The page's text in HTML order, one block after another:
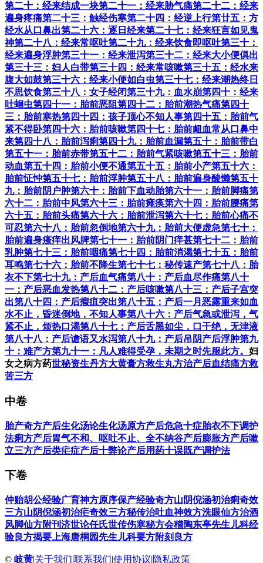
第二十：经来结成一块第二十一：经来胁气痛第二十二：经来
遍身疼痛第二十三：触经伤寒第二十四：经逆上行第廿五：方
经水从口鼻出第二十六：逐日经来第二十七：经来狂言如见鬼
神第二十八：经来常呕吐第二十九：经来饮食即呕吐第三十：
经来遍身浮肿第三十一：经来泄泻第三十二：经来大小便俱出
第三十三：妇人白带第三十四：经来常咳嗽第三十五：经水来
腹大如鼓第三十六：经来小便如白虫第三十七：经来潮热终日
不思饮食第三十八：女子经闭第三十九：血水崩第四十：经来
吐蛔虫第四十一：胎前恶阻第四十二：胎前潮热气痛第四十
三：胎前寒热第四十四：孩子顶心不知人事第四十五：胎前气
紧不得卧第四十六：胎前咳嗽第四十七：胎前衄血常从口鼻中
来第四十八：胎前泻痢第四十九：胎前血漏第五十：胎前带白
第五十一：胎前赤带第五十二：胎前气紧咳嗽第五十三：胎前
动血第五十四：胎前小便不通第五十五：胎前小产第五十六：
胎前怔忡第五十七：胎前浮肿第五十八：胎前遍身酸懒第五十
九：胎前阴户肿第六十：胎前下血动胎第六十一：胎前脚痛第
六十二：胎前中风第六十三：胎前瘫痪第六十四：胎前腰痛第
六十五：胎前头痛第六十六：胎前泄泻第六十七：胎前心痛不
可忍第六十八：胎前忽倒地第六十九：胎前大便虚急第七十：
胎前遍身瘙痒出风脾第七十一：胎前阴门痒甚第七十二：胎前
乳肿第七十三：胎前咽痛第七十四：胎前消渴第七十五：胎前
耳鸣第七十六：胎前不降生第七十七：秘传速产第七十八：胎
衣不下第七十九：产后血气痛第八十：产后血尽作痛第八十
一：产后恶血发热第八十二：产后咳嗽第八十三：产后子宫突
出第八十四：产后瘕疽突出第八十五：产后一月恶露重来如血
水不止，昏迷倒地，不知人事第八十六：产后气急或泄泻，气
紧不止，烦热口渴第八十七：产后舌黑如尘，口干绝，无津液
第八十八：产后谵语又水泻第八十九：产后吊阴产后浮肿第九
十：难产方第九十一：凡人难得受孕，未期之时先服此方。 妇
女之病方药世秘资生丹方大黄膏方救生丸方治产后血结痛方救
苦三方
中卷
胎产奇方产后生化汤论生化汤原方产后危急十症胎衣不下调护
法痢方产后胃气不和、呕吐不止、全不纳谷产后膨胀方产后嗽
立三方产后类疟症产后十弊论产后用药十误既产调护法
下卷
仲贻胡公经验广育神方原序保产经验奇方山阴倪涵初治痢奇效
三方山阴倪涵初治疟奇效三方秘传治吐血神效方洗眼仙方治酒
风脚仙方附刊济世论任氏世传伤寒秘方会稽陶东亭先生儿科经
验良方揭要 上海唐桐园先生儿科要方附刻良方
© 岐黄|关于我们|联系我们|使用协议|隐私政策